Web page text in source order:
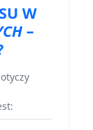
W
–